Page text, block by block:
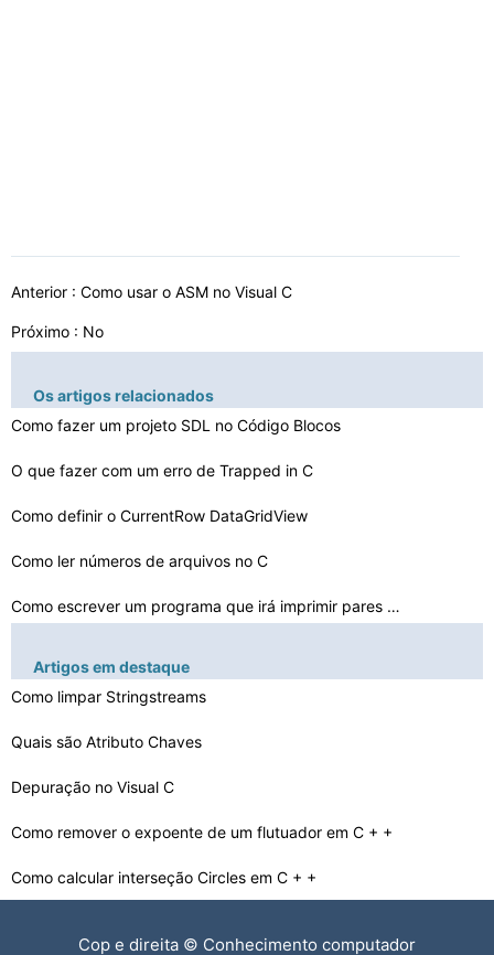
Anterior : Como usar o ASM no Visual C
Próximo : No
Os artigos relacionados
Como fazer um projeto SDL no Código Blocos
O que fazer com um erro de Trapped in C
Como definir o CurrentRow DataGridView
Como ler números de arquivos no C
Como escrever um programa que irá imprimir pares orden…
Como escrever várias linhas para arquivo em C
Um tutorial sobre Alertas iPhone SDK
Artigos em destaque
Como limpar Stringstreams
Quais são Atributo Chaves
Depuração no Visual C
Como remover o expoente de um flutuador em C + +
Como calcular interseção Circles em C + +
Cop e direita © Conhecimento computador